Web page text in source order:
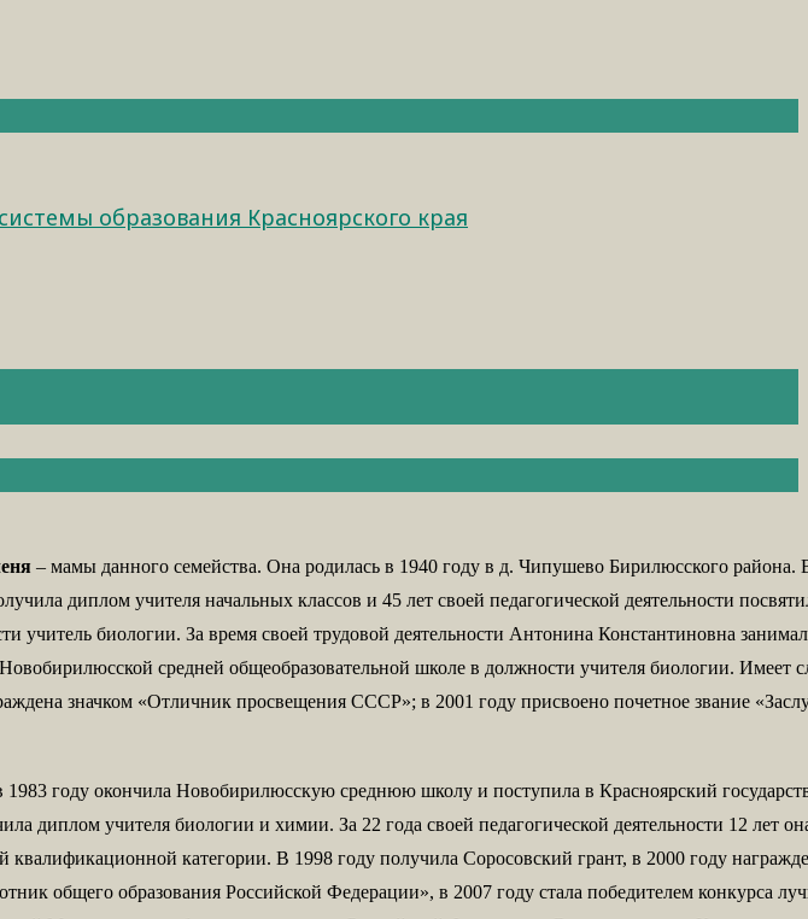
образования Красноярского края
– мамы данного семейства. Она родилась в 1940 году в д. Чипушево Бирилюсского района.
диплом учителя начальных классов и 45 лет своей педагогической деятельности
учитель биологии. За время своей трудовой деятельности Антонина Константиновна
средней общеобразовательной школе в должности учителя биологии. Имеет
значком «Отличник просвещения СССР»; в 2001 году присвоено почетное звание
1983 году окончила Новобирилюсскую среднюю школу и поступила в Красноярский
диплом учителя биологии и химии. За 22 года своей педагогической деятельности 12 лет
категории. В 1998 году получила Соросовский грант, в 2000 году
общего образования Российской Федерации», в 2007 году стала победителем конкурса